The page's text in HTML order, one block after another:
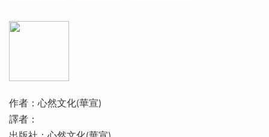
作者：心然文化(華宣)
譯者：